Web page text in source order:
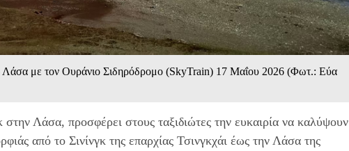
Λάσα με τον Ουράνιο Σιδηρόδρομο (SkyTrain) 17 Mαΐου 2026 (Φωτ.: Εύα
Λάσα, προσφέρει στους ταξιδιώτες την ευκαιρία να καλύψουν
από το Σινίνγκ της επαρχίας Τσινγκχάι έως την Λάσα της